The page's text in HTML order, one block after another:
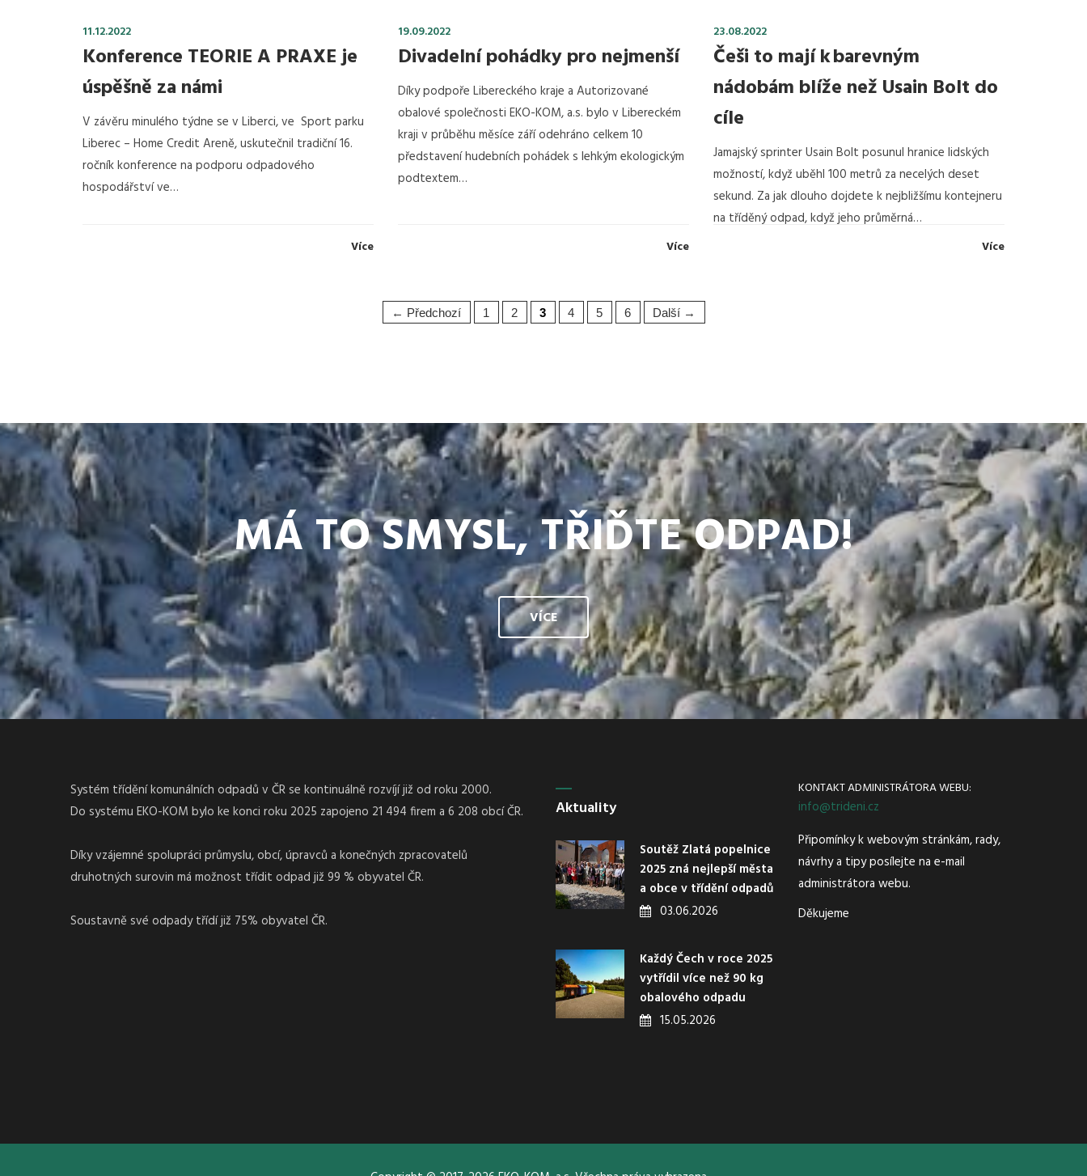
11.12.2022
Konference TEORIE A PRAXE je
úspěšně za námi
V závěru minulého týdne se v Liberci, ve Sport parku
Liberec – Home Credit Areně, uskutečnil tradiční 16.
ročník konference na podporu odpadového
hospodářství ve…
Více
19.09.2022
Divadelní pohádky pro nejmenší
Díky podpoře Libereckého kraje a Autorizované
obalové společnosti EKO-KOM, a.s. bylo v Libereckém
kraji v průběhu měsíce září odehráno celkem 10
představení hudebních pohádek s lehkým ekologickým
podtextem…
Více
23.08.2022
Češi to mají k barevným
nádobám blíže než Usain Bolt do
cíle
Jamajský sprinter Usain Bolt posunul hranice lidských
možností, když uběhl 100 metrů za necelých deset
sekund. Za jak dlouho dojdete k nejbližšímu kontejneru
na tříděný odpad, když jeho průměrná…
Více
← Předchozí 1 2 3 4 5 6 Další →
MÁ TO SMYSL, TŘIĎTE ODPAD!
VÍCE
Systém třídění komunálních odpadů v ČR se kontinuálně rozvíjí již od roku 2000.
Do systému EKO-KOM bylo ke konci roku 2025 zapojeno 21 494 firem a 6 208 obcí ČR.
Díky vzájemné spolupráci průmyslu, obcí, úpravců a konečných zpracovatelů
druhotných surovin má možnost třídit odpad již 99 % obyvatel ČR.
Soustavně své odpady třídí již 75% obyvatel ČR.
Aktuality
Soutěž Zlatá popelnice
2025 zná nejlepší města
a obce v třídění odpadů
03.06.2026
Každý Čech v roce 2025
vytřídil více než 90 kg
obalového odpadu
15.05.2026
KONTAKT ADMINISTRÁTORA WEBU:
info@trideni.cz
Připomínky k webovým stránkám, rady,
návrhy a tipy posílejte na e-mail
administrátora webu.
Děkujeme